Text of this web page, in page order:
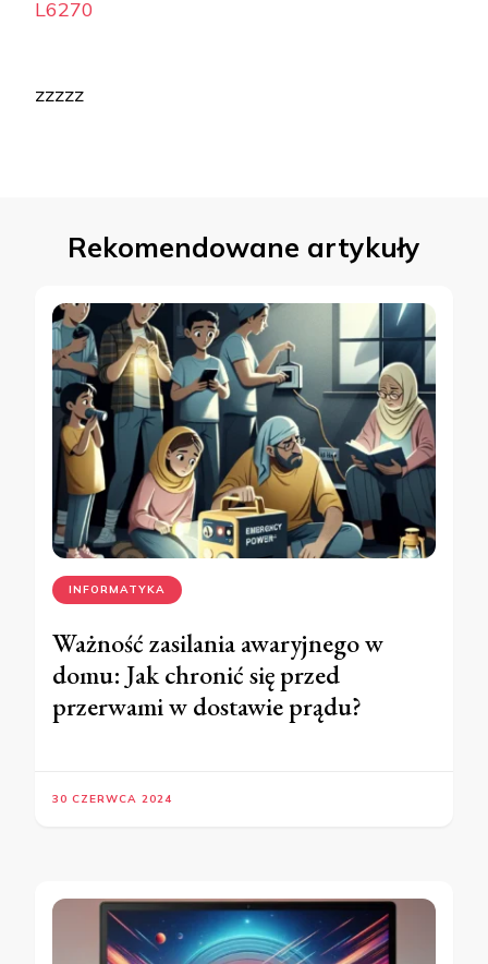
L6270
zzzzz
Rekomendowane artykuły
INFORMATYKA
Ważność zasilania awaryjnego w
domu: Jak chronić się przed
przerwami w dostawie prądu?
30 CZERWCA 2024